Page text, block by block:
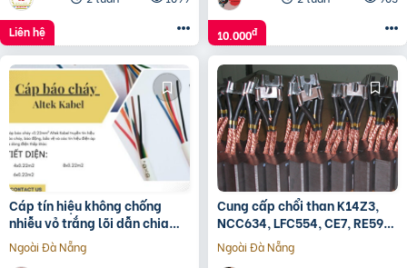
Liên hệ 10.000đ
Cáp tín hiệu không chống
nhiễu vỏ trắng lõi dẫn chia
màu
Ngoài Đà Nẵng
Cung cấp chổi than K14Z3,
NCC634, LFC554, CE7, RE59…
Ngoài Đà Nẵng